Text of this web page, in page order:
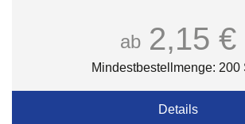
ab 2,15 €
Mindestbestellmenge: 200
Details